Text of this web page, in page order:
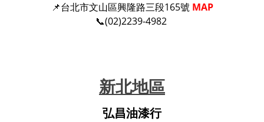
📌台北市文山區興隆路三段165號 MAP
📞(02)2239-4982
新北地區
弘昌油漆行